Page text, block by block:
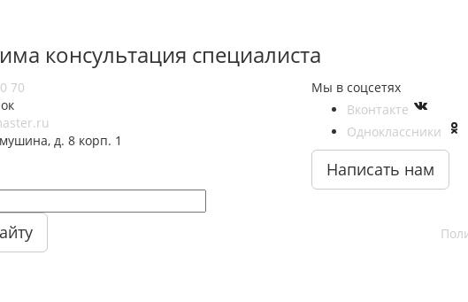
консультация специалиста
70
д. 8 корп. 1
Мы в соцсетях
Вконтакте
Одноклассники
Написать нам